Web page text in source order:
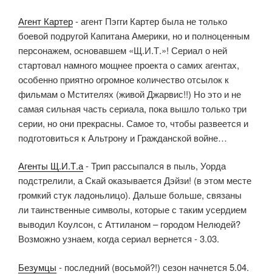
Агент Картер- агент Пэгги Картер была не только
боевой подругой Капитана Америки, но и полноценным
персонажем, основавшем «Щ.И.Т.»! Сериал о ней
стартовал намного мощнее проекта о самих агентах,
особенно приятно огромное количество отсылок к
фильмам о Мстителях (живой Джарвис!!) Но это и не
самая сильная часть сериала, пока вышло только три
серии, но они прекрасны. Самое то, чтобы развеется и
подготовиться к Альтрону и Гражданской войне…
Агенты Щ.И.Т.а- Трип рассыпался в пыль, Уорда
подстрелили, а Скай оказывается Дэйзи! (в этом месте
громкий стук ладоньлицо). Дальше больше, связаны
ли таинственные символы, которые с таким усердием
выводил Коулсон, с Аттиланом – городом Нелюдей?
Возможно узнаем, когда сериал вернется - 3.03.
Безумцы - последний (восьмой?!) сезон начнется 5.04.